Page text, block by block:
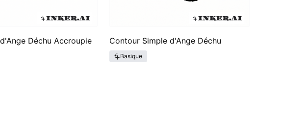
Déchu Accroupie Contour Simple d'Ange Déchu
Basique